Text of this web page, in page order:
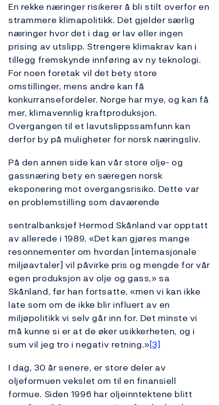
En rekke næringer risikerer å bli stilt overfor en
strammere klimapolitikk. Det gjelder særlig
næringer hvor det i dag er lav eller ingen
prising av utslipp. Strengere klimakrav kan i
tillegg fremskynde innføring av ny teknologi.
For noen foretak vil det bety store
omstillinger, mens andre kan få
konkurransefordeler. Norge har mye, og kan få
mer, klimavennlig kraftproduksjon.
Overgangen til et lavutslippssamfunn kan
derfor by på muligheter for norsk næringsliv.
På den annen side kan vår store olje- og
gassnæring bety en særegen norsk
eksponering mot overgangsrisiko. Dette var
en problemstilling som daværende
sentralbanksjef Hermod Skånland var opptatt
av allerede i 1989. «Det kan gjøres mange
resonnementer om hvordan [internasjonale
miljøavtaler] vil påvirke pris og mengde for vår
egen produksjon av olje og gass,» sa
Skånland, før han fortsatte, «men vi kan ikke
late som om de ikke blir influert av en
miljøpolitikk vi selv går inn for. Det minste vi
må kunne si er at de øker usikkerheten, og i
sum vil jeg tro i negativ retning.»[3]
I dag, 30 år senere, er store deler av
oljeformuen vekslet om til en finansiell
formue. Siden 1996 har oljeinntektene blitt